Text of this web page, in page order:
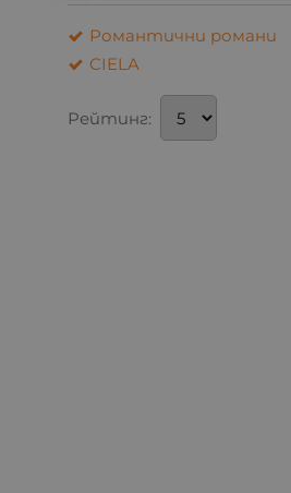
Романтични романи
CIELA
Рейтинг: